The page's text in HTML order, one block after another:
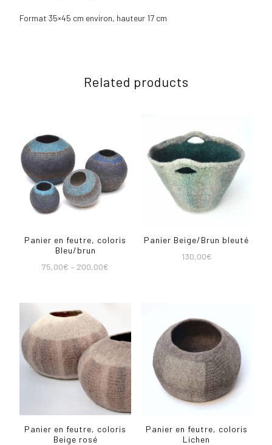
Format 35×45 cm environ, hauteur 17 cm
Related products
Panier en feutre, coloris
Bleu/brun
75,00€ – 200,00€
Panier Beige/Brun bleuté
130,00€
Panier en feutre, coloris
Beige rosé
Panier en feutre, coloris
Lichen